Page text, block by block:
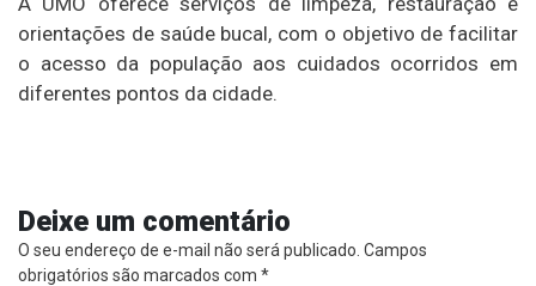
orientações de saúde bucal, com o objetivo de facilitar
o acesso da população aos cuidados ocorridos em
diferentes pontos da cidade.
Deixe um comentário
O seu endereço de e-mail não será publicado. Campos
obrigatórios são marcados com *